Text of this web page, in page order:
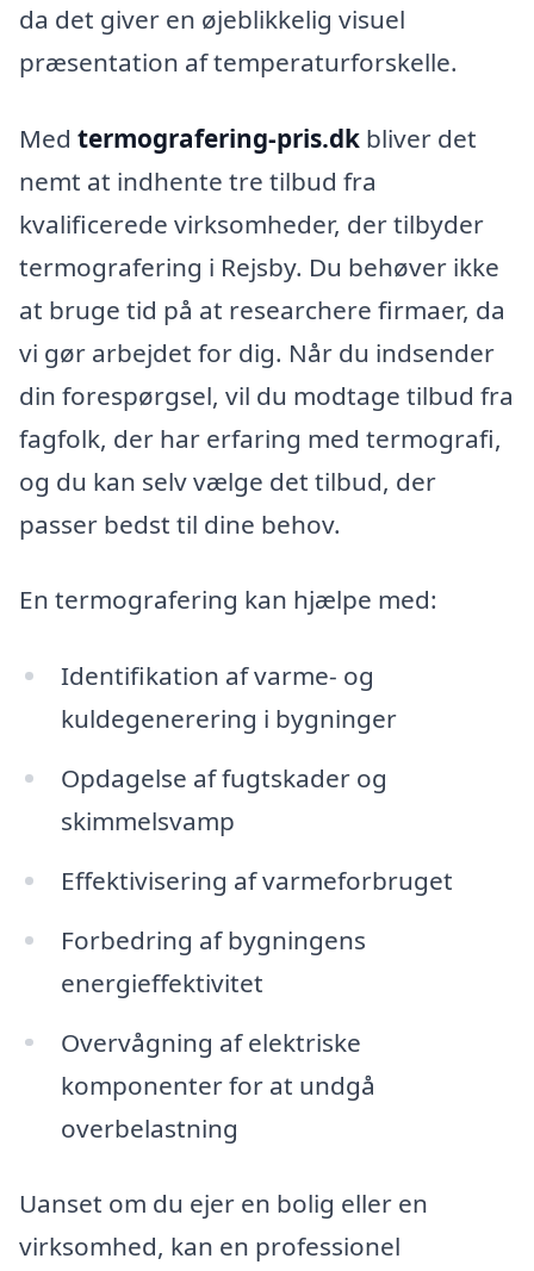
da det giver en øjeblikkelig visuel
præsentation af temperaturforskelle.
Med termografering-pris.dk bliver det
nemt at indhente tre tilbud fra
kvalificerede virksomheder, der tilbyder
termografering i Rejsby. Du behøver ikke
at bruge tid på at researchere firmaer, da
vi gør arbejdet for dig. Når du indsender
din forespørgsel, vil du modtage tilbud fra
fagfolk, der har erfaring med termografi,
og du kan selv vælge det tilbud, der
passer bedst til dine behov.
En termografering kan hjælpe med:
Identifikation af varme- og
kuldegenerering i bygninger
Opdagelse af fugtskader og
skimmelsvamp
Effektivisering af varmeforbruget
Forbedring af bygningens
energieffektivitet
Overvågning af elektriske
komponenter for at undgå
overbelastning
Uanset om du ejer en bolig eller en
virksomhed, kan en professionel